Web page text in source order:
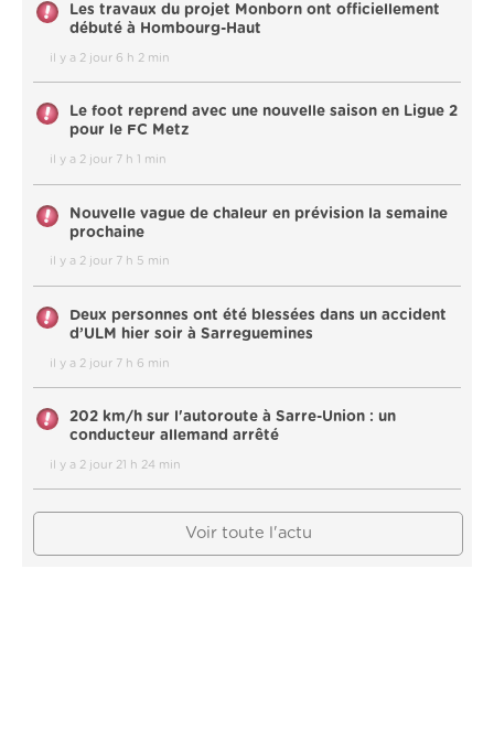
Les travaux du projet Monborn ont officiellement
débuté à Hombourg-Haut
il y a 2 jour 6 h 2 min
Le foot reprend avec une nouvelle saison en Ligue 2
pour le FC Metz
il y a 2 jour 7 h 1 min
Nouvelle vague de chaleur en prévision la semaine
prochaine
il y a 2 jour 7 h 5 min
Deux personnes ont été blessées dans un accident
d’ULM hier soir à Sarreguemines
il y a 2 jour 7 h 6 min
202 km/h sur l'autoroute à Sarre-Union : un
conducteur allemand arrêté
il y a 2 jour 21 h 24 min
Voir toute l'actu